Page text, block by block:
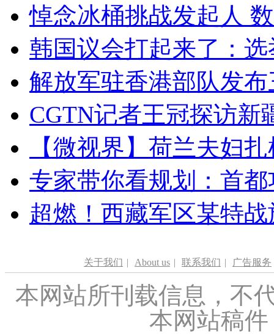
悼念冰桶挑战发起人
韩国议会打起来了：
解放军驻香港部队发
CGTN记者王冠探访新
【微视界】荷兰夫妇
专家带你看规划：首
超燃！西藏军区某特
关于我们 | About us | 联系我们 | 广告服务
本网站所刊载信息，不
本网站稿